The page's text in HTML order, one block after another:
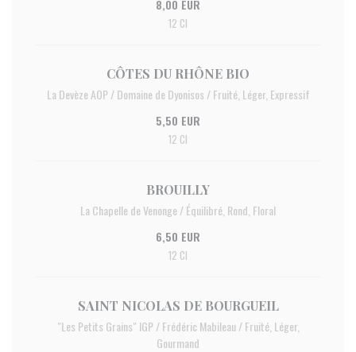
8,00 EUR
12 Cl
CÔTES DU RHÔNE BIO
La Devèze AOP / Domaine de Dyonisos / Fruité, Léger, Expressif
5,50 EUR
12 Cl
BROUILLY
La Chapelle de Venonge / Équilibré, Rond, Floral
6,50 EUR
12 Cl
SAINT NICOLAS DE BOURGUEIL
"Les Petits Grains" IGP / Frédéric Mabileau / Fruité, Léger,
Gourmand